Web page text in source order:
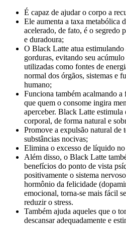
É capaz de ajudar o corpo a
Ele aumenta a taxa metabólica
acelerado, de fato, é o segredo
e duradoura;
O Black Latte atua estimulando
gorduras, evitando seu
utilizadas como fontes de
normal dos órgãos, sistemas e
humano;
Funciona também acalmando
que quem o consome ingira
aperceber. Black Latte estimula
corporal, de forma natural e
Promove a expulsão natural de
substâncias nocivas;
Elimina o excesso de líquido
Além disso, o Black Latte
benefícios do ponto de vista
positivamente o sistema
hormônio da felicidade
emocional, torna-se mais fácil
reduzir o stress.
Também ajuda aqueles que o
descansar adequadamente e